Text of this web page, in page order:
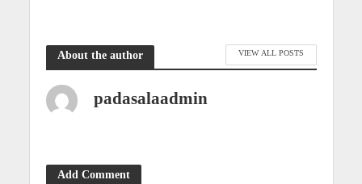
About the author VIEW ALL POSTS
padasalaadmin
Add Comment